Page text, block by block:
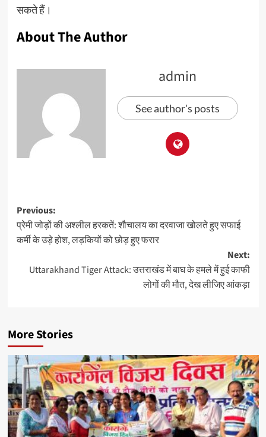
सकते हैं।
About The Author
admin
See author's posts
Previous:
प्रेमी जोड़ों की अश्लील हरकतें: शौचालय का दरवाजा खोलते हुए सफाई
कर्मी के उड़े होश, लड़कियों को छोड़ हुए फरार
Next:
Uttarakhand Tiger Attack: उत्तराखंड में बाघ के हमले में हुई काफी
लोगों की मौत, देख लीजिए आंकड़ा
More Stories